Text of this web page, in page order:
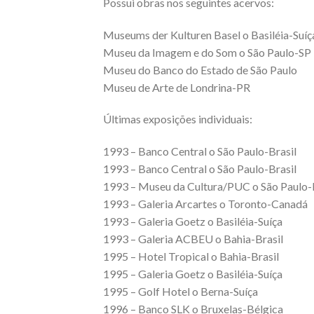
Museums der Kulturen Basel o Basiléia-
Museu da Imagem e do Som o São Paulo-SP
Museu do Banco do Estado de São Paulo
Museu de Arte de Londrina-PR
Últimas exposições individuais:
1993 – Banco Central o São Paulo-Brasil
1993 – Banco Central o São Paulo-Brasil
1993 – Museu da Cultura/PUC o São
1993 – Galeria Arcartes o Toronto-Canadá
1993 – Galeria Goetz o Basiléia-Suíça
1993 – Galeria ACBEU o Bahia-Brasil
1995 – Hotel Tropical o Bahia-Brasil
1995 – Galeria Goetz o Basiléia-Suíça
1995 – Golf Hotel o Berna-Suíça
1996 – Banco SLK o Bruxelas-Bélgica